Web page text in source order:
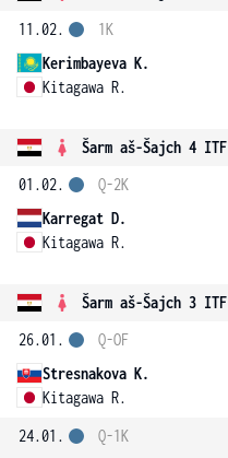
11.02.
Kerimbayeva K.
Kitagawa R.
1K
Šarm aš-Šajch 4 ITF
01.02.
Karregat D.
Kitagawa R.
Q-2K
Šarm aš-Šajch 3 ITF
26.01.
Stresnakova K.
Kitagawa R.
Q-OF
24.01.
Q-1K